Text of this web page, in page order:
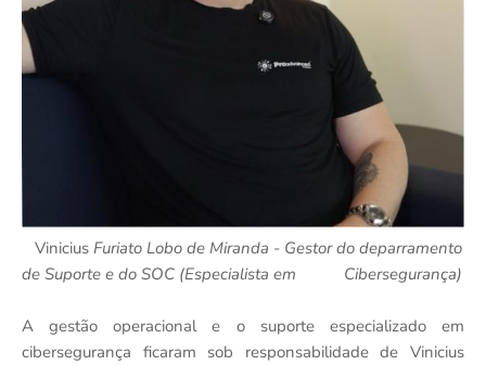
Vinicius Furiato Lobo de Miranda - Gestor do deparramento
de Suporte e do SOC (Especialista em Cibersegurança)
A gestão operacional e o suporte especializado em
cibersegurança ficaram sob responsabilidade de Vinicius